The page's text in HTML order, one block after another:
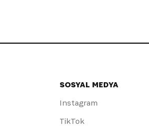
SOSYAL MEDYA
Instagram
TikTok